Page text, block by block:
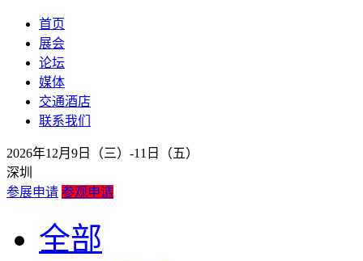
首页
展会
论坛
媒体
交通酒店
联系我们
2026年12月9日（三）-11日（五）
深圳
参展申请 参观申请
全部